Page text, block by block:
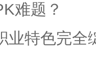
难题？
业特色完全